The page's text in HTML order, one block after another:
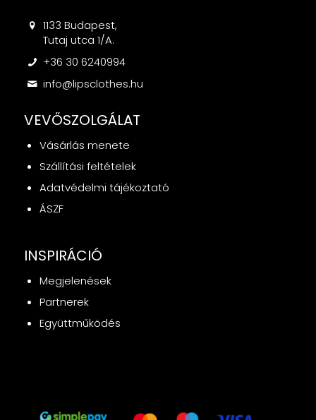
1133 Budapest,
Tutaj utca 1/A.
+36 30 6240994
info@lipsclothes.hu
VEVŐSZOLGÁLAT
Vásárlás menete
Szállítási feltételek
Adatvédelmi tájékoztató
ÁSZF
INSPIRÁCIÓ
Megjelenések
Partnerek
Együttműködés